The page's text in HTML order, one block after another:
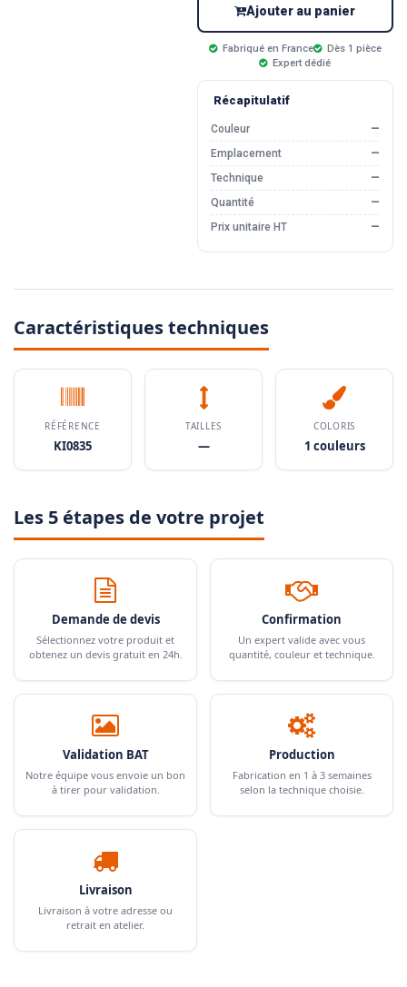
Ajouter au panier
Fabriqué en France
Dès 1 pièce
Expert dédié
Récapitulatif
Couleur
—
Emplacement
—
Technique
—
Quantité
—
Prix unitaire HT
—
Caractéristiques techniques
RÉFÉRENCE
KI0835
TAILLES
—
COLORIS
1 couleurs
Les 5 étapes de votre projet
Demande de devis
Sélectionnez votre produit et
obtenez un devis gratuit en 24h.
Confirmation
Un expert valide avec vous
quantité, couleur et technique.
Validation BAT
Notre équipe vous envoie un bon
à tirer pour validation.
Production
Fabrication en 1 à 3 semaines
selon la technique choisie.
Livraison
Livraison à votre adresse ou
retrait en atelier.